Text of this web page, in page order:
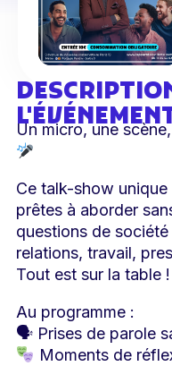
Un micro, une
Ce talk-show
prêtes à aborder
questions de
relations, travail,
Tout est sur la table !
Au programme :
🗣 Prises de parole
Moments de